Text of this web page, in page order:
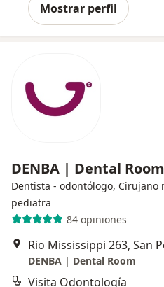
Mostrar perfil
DENBA | Dental Room
Dentista - odontólogo, Cirujano
pediatra
84 opiniones
Rio Mississippi 263, San
DENBA | Dental Room
Visita Odontología